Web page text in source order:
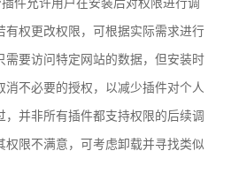
件允许用户在安装后对权限进行调
有权更改权限，可根据实际需求进行
需要访问特定网站的数据，但安装时
消不必要的授权，以减少插件对个人
并非所有插件都支持权限的后续调
权限不满意，可考虑卸载并寻找类似